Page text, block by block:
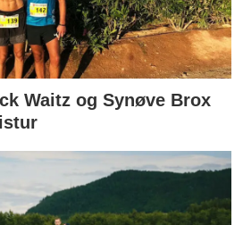
Waitz og Synøve Brox